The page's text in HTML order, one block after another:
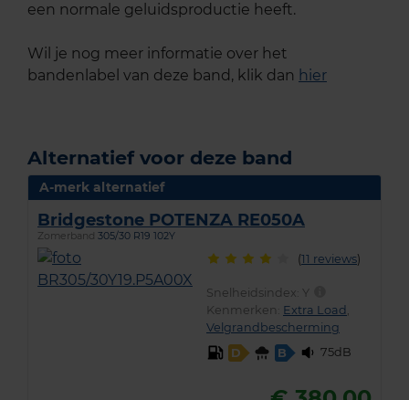
een normale geluidsproductie heeft.
Wil je nog meer informatie over het
bandenlabel van deze band, klik dan hier
Alternatief voor deze band
A-merk alternatief
Bridgestone POTENZA RE050A
Zomerband 305/30 R19 102Y
(11 reviews)
Snelheidsindex: Y
Kenmerken: Extra Load
Velgrandbescherming
D
B 75dB